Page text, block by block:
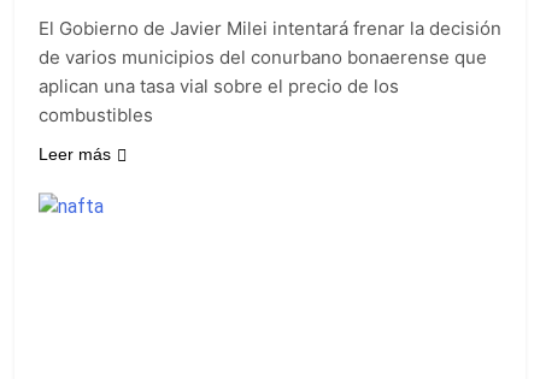
El Gobierno de Javier Milei intentará frenar la decisión
de varios municipios del conurbano bonaerense que
aplican una tasa vial sobre el precio de los
combustibles
Leer más